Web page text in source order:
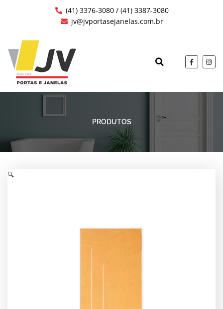
conteúdo
(41) 3376-3080 / (41) 3387-3080
jv@jvportasejanelas.com.br
F
a
c
o
I
n
s
g
PRODUTOS
🔍